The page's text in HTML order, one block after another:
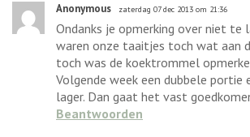
Anonymous zaterdag 07 dec 2013 om 21:36
Ondanks je opmerking over niet te
waren onze taaitjes toch wat aan
toch was de koektrommel
Volgende week een dubbele portie
lager. Dan gaat het vast
Beantwoorden